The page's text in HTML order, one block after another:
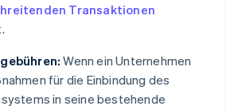
Transaktionen
Wenn ein Unternehmen
für die Einbindung des
in seine bestehende